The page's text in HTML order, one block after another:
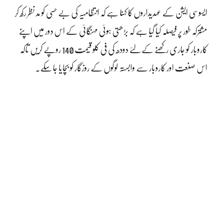
ایسوسی ایشن کے عہدیداروں کا کہنا ہے کہ انتظامیہ کی بے حسی کو مد نظر رکھ کر
مشترکہ طور پر فیصلہ کیا گیا ہے کہ بڑھتی ہوئی مہنگائی کے اس دور میں اپنے
کاروبار کو جاری رکھنے کے لئے دودھ کی فی کلو قیمت 140 روپے کریں تاکہ
اس صنعت اور کاروبار سے وابستہ لوگوں کے روزگار کو بچایا جاسکے۔